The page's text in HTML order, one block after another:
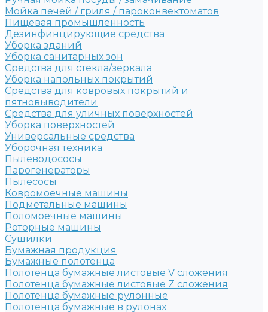
Мойка печей / гриля / пароконвектоматов
Пищевая промышленность
Дезинфинцирующие средства
Уборка зданий
Уборка санитарных зон
Средства для стекла/зеркала
Уборка напольных покрытий
Средства для ковровых покрытий и
пятновыводители
Средства для уличных поверхностей
Уборка поверхностей
Универсальные средства
Уборочная техника
Пылеводососы
Парогенераторы
Пылесосы
Ковромоечные машины
Подметальные машины
Поломоечные машины
Роторные машины
Сушилки
Бумажная продукция
Бумажные полотенца
Полотенца бумажные листовые V сложения
Полотенца бумажные листовые Z сложения
Полотенца бумажные рулонные
Полотенца бумажные в рулонах